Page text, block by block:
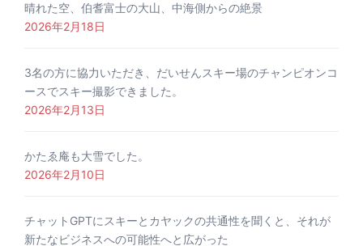
晴れた空、伯耆富士の大山、中海側からの絶景
2026年2月18日
3名の方に協力いただき、だいせんスキー場のチャンピオンコ
ースでスキー撮影できました。
2026年2月13日
かたゑ庵も大雪でした。
2026年2月10日
チャットGPTにスキーとカヤックの共通性を聞くと、それが
新たなビジネスへの可能性へと広がった